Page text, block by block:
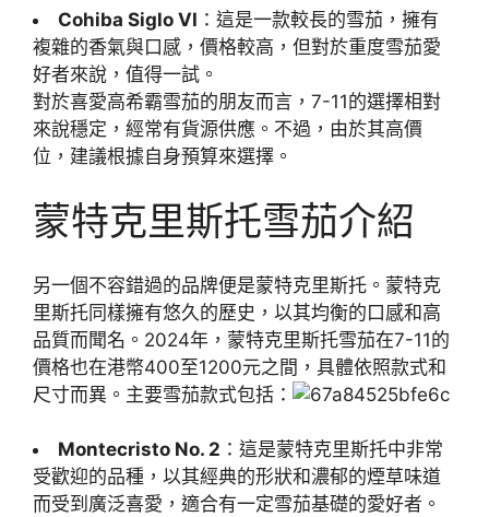
Cohiba Siglo VI ：這是一款較長的雪茄，擁有
複雜的香氣與口感，價格較高，但對於重度雪茄愛
好者來說，值得一試。
對於喜愛高希霸雪茄的朋友而言，7-11的選擇相對
來說穩定，經常有貨源供應。不過，由於其高價
位，建議根據自身預算來選擇。
蒙特克里斯托雪茄介紹
另一個不容錯過的品牌便是蒙特克里斯托。蒙特克
里斯托同樣擁有悠久的歷史，以其均衡的口感和高
品質而聞名。2024年，蒙特克里斯托雪茄在7-11的
價格也在港幣400至1200元之間，具體依照款式和
尺寸而異。主要雪茄款式包括：
Montecristo No. 2 ：這是蒙特克里斯托中非常
受歡迎的品種，以其經典的形狀和濃郁的煙草味道
而受到廣泛喜愛，適合有一定雪茄基礎的愛好者。